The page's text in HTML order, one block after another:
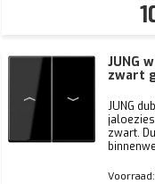
JUNG
zwart
JUNG
zwart.
Voorraad: